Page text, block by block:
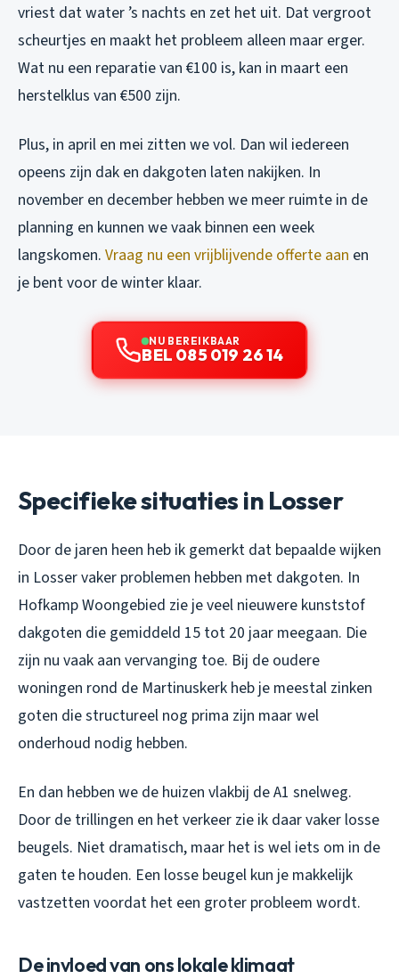
vriest dat water ’s nachts en zet het uit. Dat vergroot
scheurtjes en maakt het probleem alleen maar erger.
Wat nu een reparatie van €100 is, kan in maart een
herstelklus van €500 zijn.
Plus, in april en mei zitten we vol. Dan wil iedereen
opeens zijn dak en dakgoten laten nakijken. In
november en december hebben we meer ruimte in de
planning en kunnen we vaak binnen een week
langskomen. Vraag nu een vrijblijvende offerte aan en
je bent voor de winter klaar.
NU BEREIKBAAR
BEL 085 019 26 14
Specifieke situaties in Losser
Door de jaren heen heb ik gemerkt dat bepaalde wijken
in Losser vaker problemen hebben met dakgoten. In
Hofkamp Woongebied zie je veel nieuwere kunststof
dakgoten die gemiddeld 15 tot 20 jaar meegaan. Die
zijn nu vaak aan vervanging toe. Bij de oudere
woningen rond de Martinuskerk heb je meestal zinken
goten die structureel nog prima zijn maar wel
onderhoud nodig hebben.
En dan hebben we de huizen vlakbij de A1 snelweg.
Door de trillingen en het verkeer zie ik daar vaker losse
beugels. Niet dramatisch, maar het is wel iets om in de
gaten te houden. Een losse beugel kun je makkelijk
vastzetten voordat het een groter probleem wordt.
De invloed van ons lokale klimaat